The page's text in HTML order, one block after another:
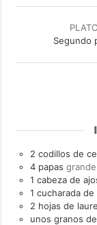
PLATO
Segundo
2 codillos de
4 papas
1 cabeza de
1 cucharada
2 hojas de
unos granos de